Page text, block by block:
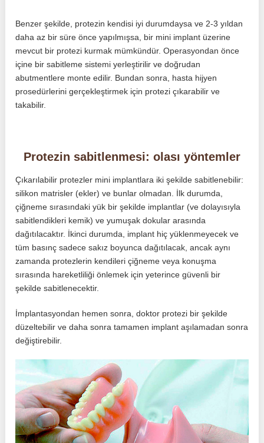
Benzer şekilde, protezin kendisi iyi durumdaysa ve 2-3 yıldan
daha az bir süre önce yapılmışsa, bir mini implant üzerine
mevcut bir protezi kurmak mümkündür. Operasyondan önce
içine bir sabitleme sistemi yerleştirilir ve doğrudan
abutmentlere monte edilir. Bundan sonra, hasta hijyen
prosedürlerini gerçekleştirmek için protezi çıkarabilir ve
takabilir.
Protezin sabitlenmesi: olası yöntemler
Çıkarılabilir protezler mini implantlara iki şekilde sabitlenebilir:
silikon matrisler (ekler) ve bunlar olmadan. İlk durumda,
çiğneme sırasındaki yük bir şekilde implantlar (ve dolayısıyla
sabitlendikleri kemik) ve yumuşak dokular arasında
dağıtılacaktır. İkinci durumda, implant hiç yüklenmeyecek ve
tüm basınç sadece sakız boyunca dağıtılacak, ancak aynı
zamanda protezlerin kendileri çiğneme veya konuşma
sırasında hareketliliği önlemek için yeterince güvenli bir
şekilde sabitlenecektir.
İmplantasyondan hemen sonra, doktor protezi bir şekilde
düzeltebilir ve daha sonra tamamen implant aşılamadan sonra
değiştirebilir.